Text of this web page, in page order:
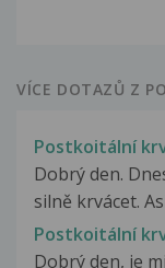
VÍCE DOTAZŮ Z
Postkoitální
Dobrý den.
silně krvácet.
Postkoitální
Dobrý den, je